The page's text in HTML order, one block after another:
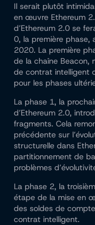
Il serait plutôt
en œuvre Ethereum
d’Ethereum 2.0 se
0, la première phase,
2020. La première
de la chaîne Beacon,
de contrat intelligent
pour les phases
La phase 1, la
d’Ethereum 2.0,
fragments. Cela
précédente sur
structurelle dans
partitionnement de
problèmes
La phase 2, la
étape de la mise en
des soldes de
contrat intelligent.